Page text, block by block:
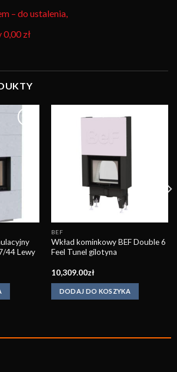
– do ustalenia,
0,00 zł
Obserwuj
44 Lewy
BEF
Wkład kominkowy BEF Double 6
Feel Tunel gilotyna
10,309.00zł
DODAJ DO KOSZYKA